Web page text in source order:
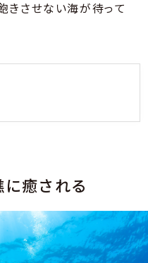
きさせない海が待って
癒される